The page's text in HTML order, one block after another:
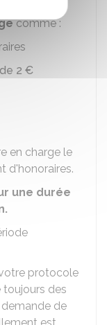
comme :
2 €
en charge le
d'honoraires.
une durée
protocole
toujours des
de